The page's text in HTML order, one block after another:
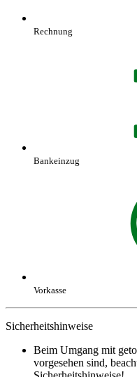
Rechnung
Bankeinzug
Vorkasse
Sicherheitshinweise
Beim Umgang mit
vorgesehen sind,